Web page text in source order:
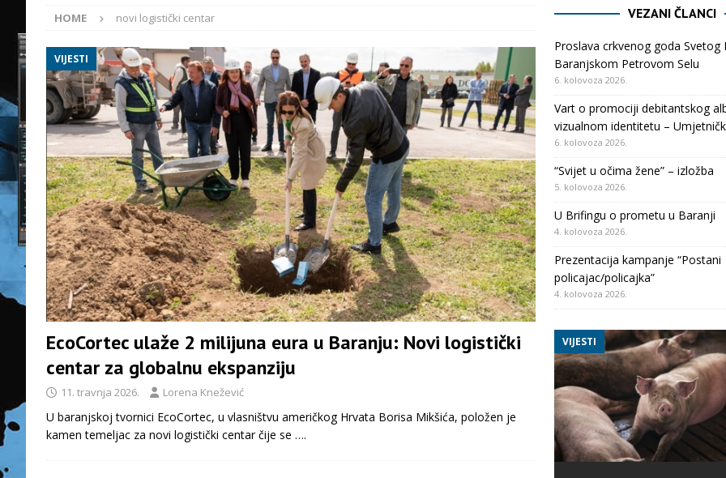
HOME novi logistički centar
VIJESTI
EcoCortec ulaže 2 milijuna eura u Baranju: Novi logistički
centar za globalnu ekspanziju
11. travnja 2026. Lorena Knežević
U baranjskoj tvornici EcoCortec, u vlasništvu američkog Hrvata Borisa Mikšića, položen je
kamen temeljac za novi logistički centar čije se ….
VEZANI ČLANCI
Proslava crkvenog goda Svetog
Baranjskom Petrovom Selu
6. kolovoza 2026.
Vart o promociji debitantskog
vizualnom identitetu –
6. kolovoza 2026.
“Svijet u očima žene” – izložba
5. kolovoza 2026.
U Brifingu o prometu u Baranji
4. kolovoza 2026.
Prezentacija kampanje “Postani
policajac/policajka”
4. kolovoza 2026.
VIJESTI